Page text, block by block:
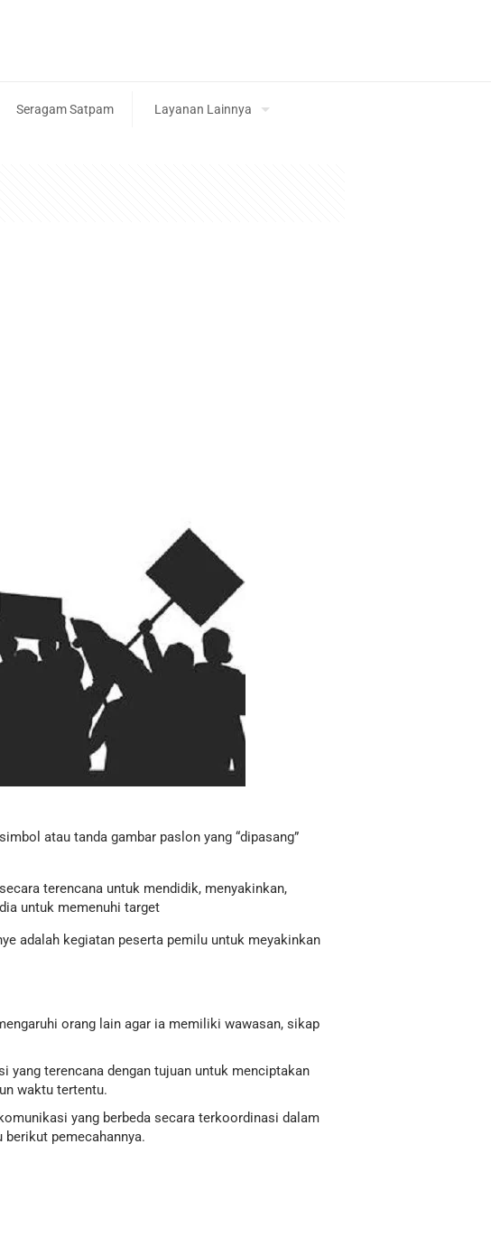
Seragam Satpam Layanan Lainnya
atau tanda gambar paslon yang “dipasang”
terencana untuk mendidik, menyakinkan,
untuk memenuhi target
adalah kegiatan peserta pemilu untuk meyakinkan
orang lain agar ia memiliki wawasan, sikap
yang terencana dengan tujuan untuk menciptakan
waktu tertentu.
yang berbeda secara terkoordinasi dalam
pemecahannya.